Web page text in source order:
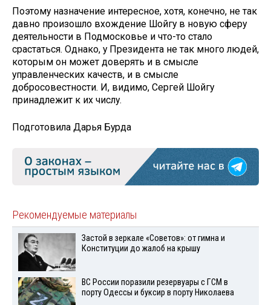
Поэтому назначение интересное, хотя, конечно, не так
давно произошло вхождение Шойгу в новую сферу
деятельности в Подмосковье и что-то стало
срастаться. Однако, у Президента не так много людей,
которым он может доверять и в смысле
управленческих качеств, и в смысле
добросовестности. И, видимо, Сергей Шойгу
принадлежит к их числу.
Подготовила Дарья Бурда
Рекомендуемые материалы
Застой в зеркале «Советов»: от гимна и
Конституции до жалоб на крышу
ВС России поразили резервуары с ГСМ в
порту Одессы и буксир в порту Николаева